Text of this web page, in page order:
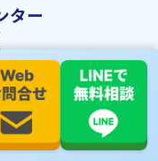
ター
町1288-7
ター
322-2 102号
ー
653-141 皐月ビル